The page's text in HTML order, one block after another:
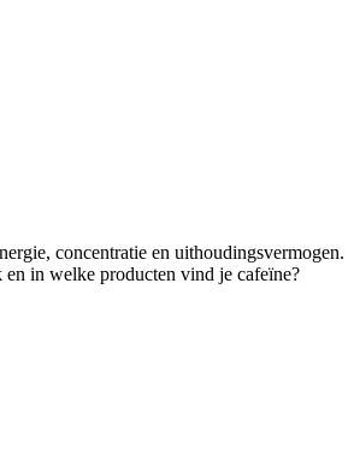
concentratie en uithoudingsvermogen.
in welke producten vind je cafeïne?